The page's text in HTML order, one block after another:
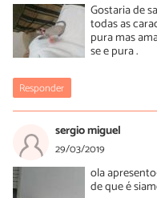
Gostaria de
todas as
pura mas
se e pura .
Responder
sergio miguel
29/03/2019
ola
de que é